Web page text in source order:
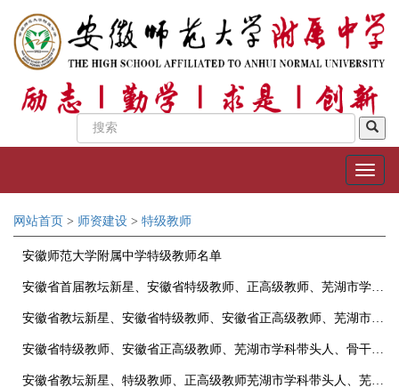
网站首页 > 师资建设 > 特级教师
安徽师范大学附属中学特级教师名单
安徽省首届教坛新星、安徽省特级教师、正高级教师、芜湖市学科带头人、芜湖市骨干教师 马林
安徽省教坛新星、安徽省特级教师、安徽省正高级教师、芜湖市学科带头人、芜湖市首届骨干教师：唐俊
安徽省特级教师、安徽省正高级教师、芜湖市学科带头人、骨干教师:王为民
安徽省教坛新星、特级教师、正高级教师芜湖市学科带头人、芜湖市骨干教师：严景东